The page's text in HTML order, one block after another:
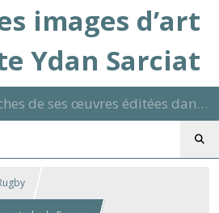
images d’art
Ydan Sarciat
Reproductions et affiches de ses œuvres éditées dans son atelier sur papier ou toile dans différents formats et signées manuscrite